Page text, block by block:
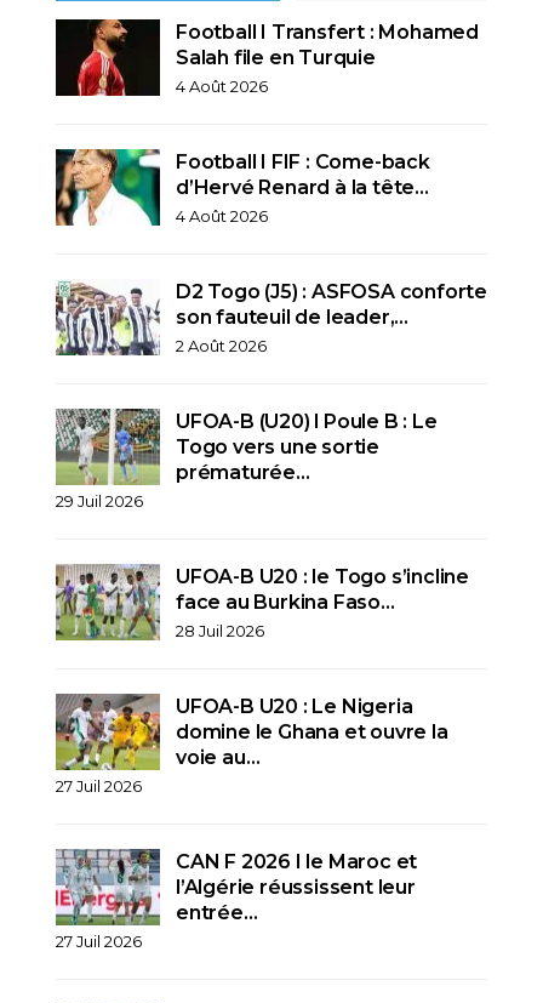
Football I Transfert : Mohamed
Salah file en Turquie
4 Août 2026
Football I FIF : Come-back
d’Hervé Renard à la tête…
4 Août 2026
D2 Togo (J5) : ASFOSA conforte
son fauteuil de leader,…
2 Août 2026
UFOA-B (U20) l Poule B : Le
Togo vers une sortie
prématurée…
29 Juil 2026
UFOA-B U20 : le Togo s’incline
face au Burkina Faso…
28 Juil 2026
UFOA-B U20 : Le Nigeria
domine le Ghana et ouvre la
voie au…
27 Juil 2026
CAN F 2026 I le Maroc et
l’Algérie réussissent leur
entrée…
27 Juil 2026